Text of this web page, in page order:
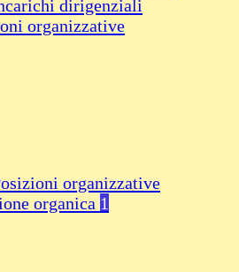
dirigenziali
organizzative
organizzative
organica 1